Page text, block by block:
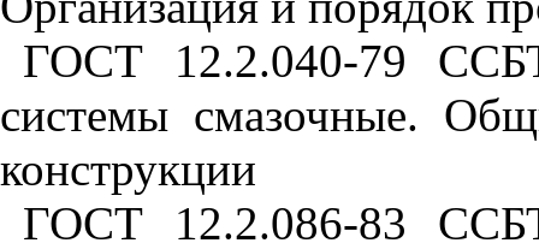
ГОСТ 12.2.040-79
системы смазочные.
конструкции
ГОСТ 12.2.086-83